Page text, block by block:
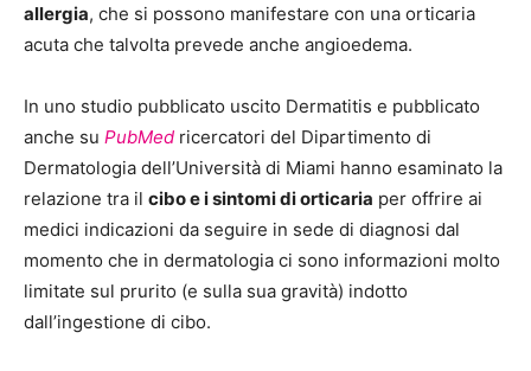
allergia, che si possono manifestare con una orticaria
acuta che talvolta prevede anche angioedema.
In uno studio pubblicato uscito Dermatitis e pubblicato
anche su PubMed ricercatori del Dipartimento di
Dermatologia dell’Università di Miami hanno esaminato la
relazione tra il cibo e i sintomi di orticaria per offrire ai
medici indicazioni da seguire in sede di diagnosi dal
momento che in dermatologia ci sono informazioni molto
limitate sul prurito (e sulla sua gravità) indotto
dall’ingestione di cibo.